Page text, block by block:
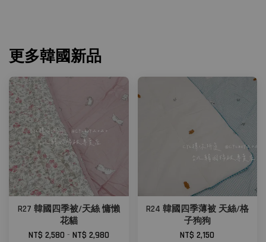
更多韓國新品
R27 韓國四季被/天絲 慵懶
花貓
NT$ 2,580 - NT$ 2,980
R24 韓國四季薄被 天絲/格
子狗狗
NT$ 2,150